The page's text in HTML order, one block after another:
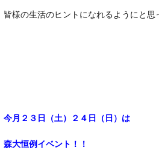
皆様の生活のヒントになれるようにと思
今月２３日（土）２４日（日）は
森大恒例イベント！！